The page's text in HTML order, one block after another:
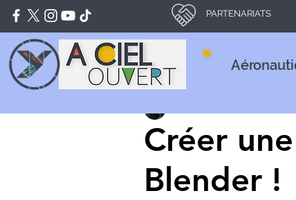
PARTENARIATS
Créer
Blender !